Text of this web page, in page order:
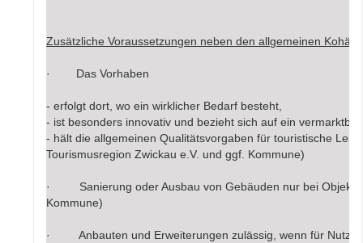
Zusätzliche Voraussetzungen neben den allgemeinen
· Das Vorhaben
‐ erfolgt dort, wo ein wirklicher Bedarf besteht,
‐ ist besonders innovativ und bezieht sich auf ein
‐ hält die allgemeinen Qualitätsvorgaben für touristische
Tourismusregion Zwickau e.V. und ggf. Kommune)
· Sanierung oder Ausbau von Gebäuden nur bei
Kommune)
· Anbauten und Erweiterungen zulässig, wenn für